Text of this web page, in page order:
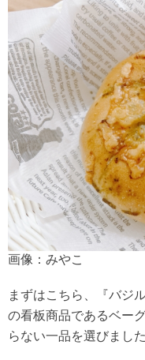
画像：みやこ
まずはこちら、『バジ
の看板商品であるベー
らない一品を選びました